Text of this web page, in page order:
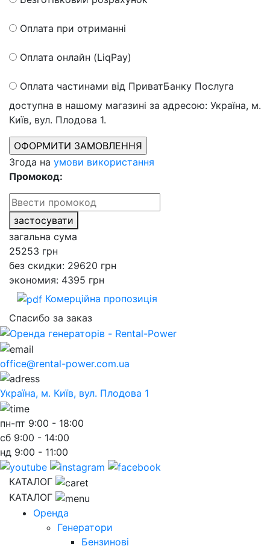
Оплата при отриманні
Оплата онлайн (LiqPay)
Оплата частинами від ПриватБанку Послуга
доступна в нашому магазині за адресою: Україна, м.
Київ, вул. Плодова 1.
Згода на умови використання
Промокод:
застосувати
загальна сума
25253 грн
без скидки: 29620 грн
экономия: 4395 грн
Комерційна пропозиція
Спасибо за заказ
office@rental-power.com.ua
Україна, м. Київ, вул. Плодова 1
пн-пт 9:00 - 18:00
сб 9:00 - 14:00
нд 9:00 - 11:00
КАТАЛОГ
КАТАЛОГ
Оренда
Генератори
Бензинові